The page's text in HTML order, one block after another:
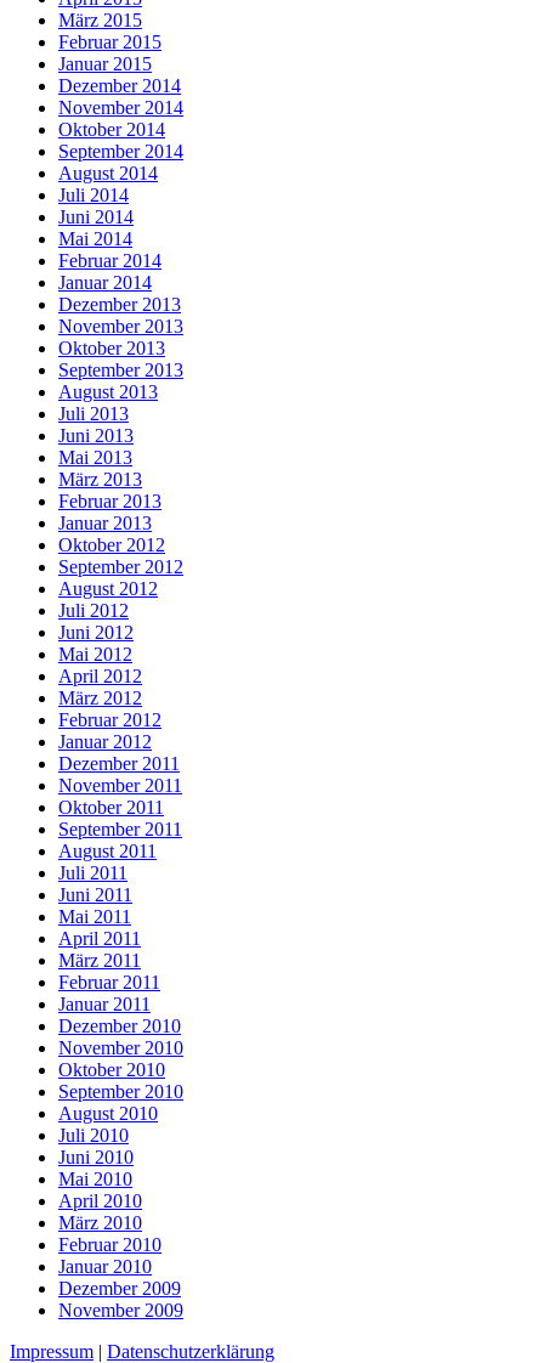
März 2015
Februar 2015
Januar 2015
Dezember 2014
November 2014
Oktober 2014
September 2014
August 2014
Juli 2014
Juni 2014
Mai 2014
Februar 2014
Januar 2014
Dezember 2013
November 2013
Oktober 2013
September 2013
August 2013
Juli 2013
Juni 2013
Mai 2013
März 2013
Februar 2013
Januar 2013
Oktober 2012
September 2012
August 2012
Juli 2012
Juni 2012
Mai 2012
April 2012
März 2012
Februar 2012
Januar 2012
Dezember 2011
November 2011
Oktober 2011
September 2011
August 2011
Juli 2011
Juni 2011
Mai 2011
April 2011
März 2011
Februar 2011
Januar 2011
Dezember 2010
November 2010
Oktober 2010
September 2010
August 2010
Juli 2010
Juni 2010
Mai 2010
April 2010
März 2010
Februar 2010
Januar 2010
Dezember 2009
November 2009
Impressum | Datenschutzerklärung